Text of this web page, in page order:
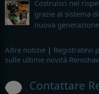
Costruisci nel
grazie al sistema
nuova generazione
Altre notizie | Registratevi
sulle ultime novità
Contattare